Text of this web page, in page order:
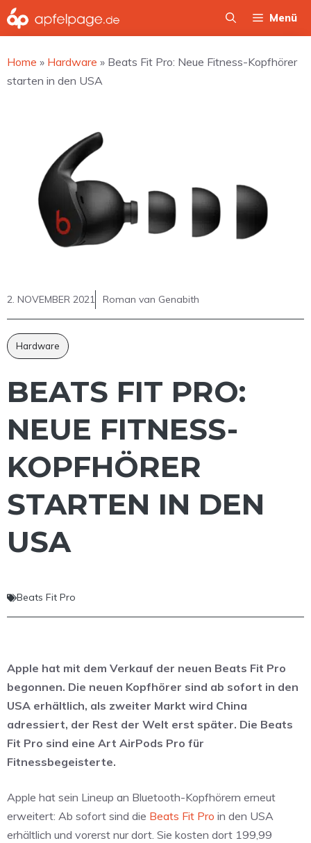
Zum
Inhalt
Menü
Home » Hardware » Beats Fit Pro: Neue Fitness-Kopfhörer
starten in den USA
2. NOVEMBER 2021 Roman van Genabith
Hardware
BEATS FIT PRO:
NEUE FITNESS-
KOPFHÖRER
STARTEN IN DEN
USA
Beats Fit Pro
Apple hat mit dem Verkauf der neuen Beats Fit Pro
begonnen. Die neuen Kopfhörer sind ab sofort in den
USA erhältlich, als zweiter Markt wird China
adressiert, der Rest der Welt erst später. Die Beats
Fit Pro sind eine Art AirPods Pro für
Fitnessbegeisterte.
Apple hat sein Lineup an Bluetooth-Kopfhörern erneut
erweitert: Ab sofort sind die Beats Fit Pro in den USA
erhältlich und vorerst nur dort. Sie kosten dort 199,99